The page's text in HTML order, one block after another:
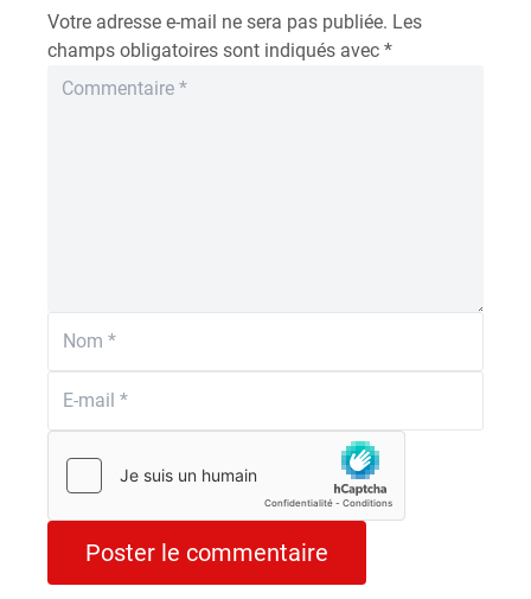
Votre adresse e-mail ne sera pas publiée. Les
champs obligatoires sont indiqués avec *